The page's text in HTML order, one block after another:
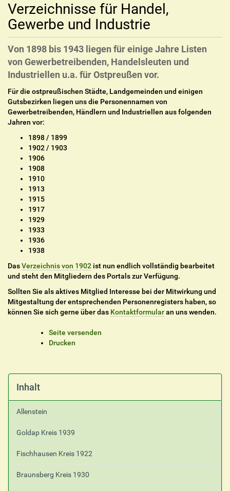
Verzeichnisse für Handel,
Gewerbe und Industrie
Von 1898 bis 1943 liegen für einige Jahre Listen
von Gewerbetreibenden, Handelsleuten und
Industriellen u.a. für Ostpreußen vor.
Für die ostpreußischen Städte, Landgemeinden und einigen
Gutsbezirken liegen uns die Personennamen von
Gewerbetreibenden, Händlern und Industriellen aus folgenden
Jahren vor:
1898 / 1899
1902 / 1903
1906
1908
1910
1913
1915
1917
1929
1933
1936
1938
DasVerzeichnis von 1902 ist nun endlich vollständig bearbeitet
und steht den Mitgliedern des Portals zur Verfügung.
Sollten Sie als aktives Mitglied Interesse bei der Mitwirkung und
Mitgestaltung der entsprechenden Personenregisters haben, so
können Sie sich gerne über das Kontaktformularan uns wenden.
l
t
p
e
z
i
f
i
s
c
h
Seite versenden
Drucken
Inhalt
Allenstein
Goldap Kreis 1939
Fischhausen Kreis 1922
Braunsberg Kreis 1930